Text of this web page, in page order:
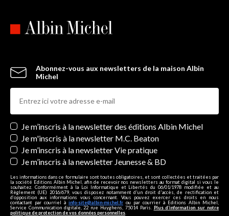
Abonnez-vous aux newsletters de la maison Albin
Michel
Newsletters
Je m’inscris à la newsletter des éditions Albin Michel
Je m'inscris à la newsletter M.C. Beaton
Je m’inscris à la newsletter Vie pratique
Je m’inscris à la newsletter Jeunesse & BD
Les informations dans ce formulaire sont toutes obligatoires, et sont collectées et traitées par
la société Editions Albin Michel, afin de recevoir nos newsletters au format digital si vous le
souhaitez. Conformément à la Loi Informatique et Libertés du 06/01/1978 modifiée et au
Règlement (UE) 2016/679, vous disposez notamment d'un droit d'accès, de rectification et
d’opposition aux informations vous concernant. Vous pouvez exercer ces droits en nous
contactant par courriel à info-site@albin-michel.fr ou par courrier à Editions Albin Michel,
Service Communication digitale, 22 rue Huyghens, 75014 Paris. Plus d’information sur notre
politique de protection de vos données personnelles